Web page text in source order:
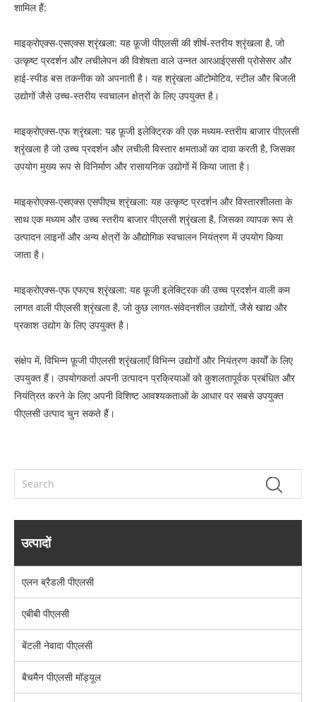
शामिल हैं:
माइक्रोएक्स-एसएक्स श्रृंखला: यह फ़ूजी पीएलसी की शीर्ष-स्तरीय श्रृंखला है, जो
उत्कृष्ट प्रदर्शन और लचीलेपन की विशेषता वाले उन्नत आरआईएससी प्रोसेसर और
हाई-स्पीड बस तकनीक को अपनाती है। यह श्रृंखला ऑटोमोटिव, स्टील और बिजली
उद्योगों जैसे उच्च-स्तरीय स्वचालन क्षेत्रों के लिए उपयुक्त है।
माइक्रोएक्स-एफ श्रृंखला: यह फ़ूजी इलेक्ट्रिक की एक मध्यम-स्तरीय बाजार पीएलसी
श्रृंखला है जो उच्च प्रदर्शन और लचीली विस्तार क्षमताओं का दावा करती है, जिसका
उपयोग मुख्य रूप से विनिर्माण और रासायनिक उद्योगों में किया जाता है।
माइक्रोएक्स-एसएक्स एसपीएच श्रृंखला: यह उत्कृष्ट प्रदर्शन और विस्तारशीलता के
साथ एक मध्यम और उच्च स्तरीय बाजार पीएलसी श्रृंखला है, जिसका व्यापक रूप से
उत्पादन लाइनों और अन्य क्षेत्रों के औद्योगिक स्वचालन नियंत्रण में उपयोग किया
जाता है।
माइक्रोएक्स-एफ एफएच श्रृंखला: यह फ़ूजी इलेक्ट्रिक की उच्च प्रदर्शन वाली कम
लागत वाली पीएलसी श्रृंखला है, जो कुछ लागत-संवेदनशील उद्योगों, जैसे खाद्य और
प्रकाश उद्योग के लिए उपयुक्त है।
संक्षेप में, विभिन्न फ़ूजी पीएलसी श्रृंखलाएँ विभिन्न उद्योगों और नियंत्रण कार्यों के लिए
उपयुक्त हैं। उपयोगकर्ता अपनी उत्पादन प्रक्रियाओं को कुशलतापूर्वक प्रबंधित और
नियंत्रित करने के लिए अपनी विशिष्ट आवश्यकताओं के आधार पर सबसे उपयुक्त
पीएलसी उत्पाद चुन सकते हैं।
उत्पादों
एलन ब्रैडली पीएलसी
एबीबी पीएलसी
बेंटली नेवादा पीएलसी
बैचमैन पीएलसी मॉड्यूल